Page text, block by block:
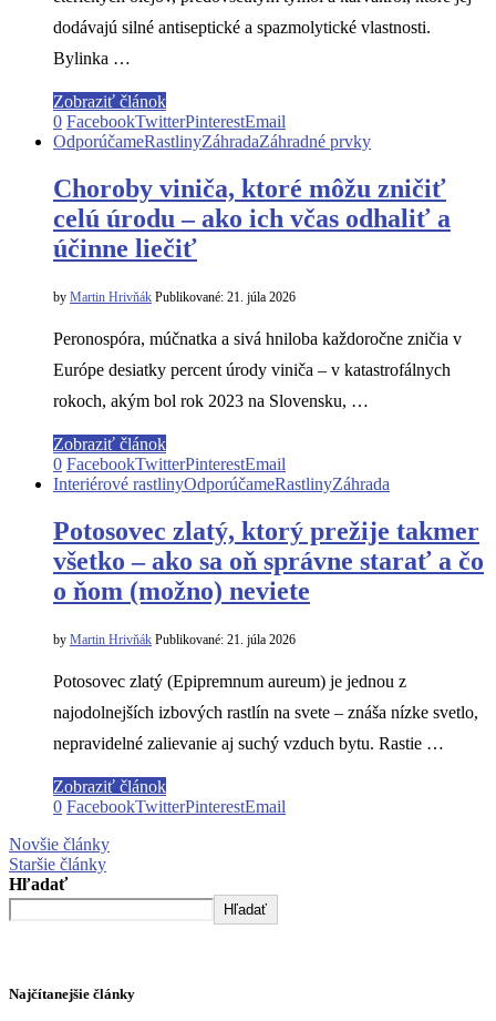
dodávajú silné antiseptické a spazmolytické vlastnosti.
Bylinka …
Zobraziť článok
0 FacebookTwitterPinterestEmail
OdporúčameRastlinyZáhradaZáhradné prvky
Choroby viniča, ktoré môžu zničiť
celú úrodu – ako ich včas odhaliť a
účinne liečiť
by Martin Hrivňák Publikované: 21. júla 2026
Peronospóra, múčnatka a sivá hniloba každoročne zničia v
Európe desiatky percent úrody viniča – v katastrofálnych
rokoch, akým bol rok 2023 na Slovensku, …
Zobraziť článok
0 FacebookTwitterPinterestEmail
Interiérové rastlinyOdporúčameRastlinyZáhrada
Potosovec zlatý, ktorý prežije takmer
všetko – ako sa oň správne starať a čo
o ňom (možno) neviete
by Martin Hrivňák Publikované: 21. júla 2026
Potosovec zlatý (Epipremnum aureum) je jednou z
najodolnejších izbových rastlín na svete – znáša nízke svetlo,
nepravidelné zalievanie aj suchý vzduch bytu. Rastie …
Zobraziť článok
0 FacebookTwitterPinterestEmail
Novšie články
Staršie články
Hľadať
Hľadať
Najčítanejšie články